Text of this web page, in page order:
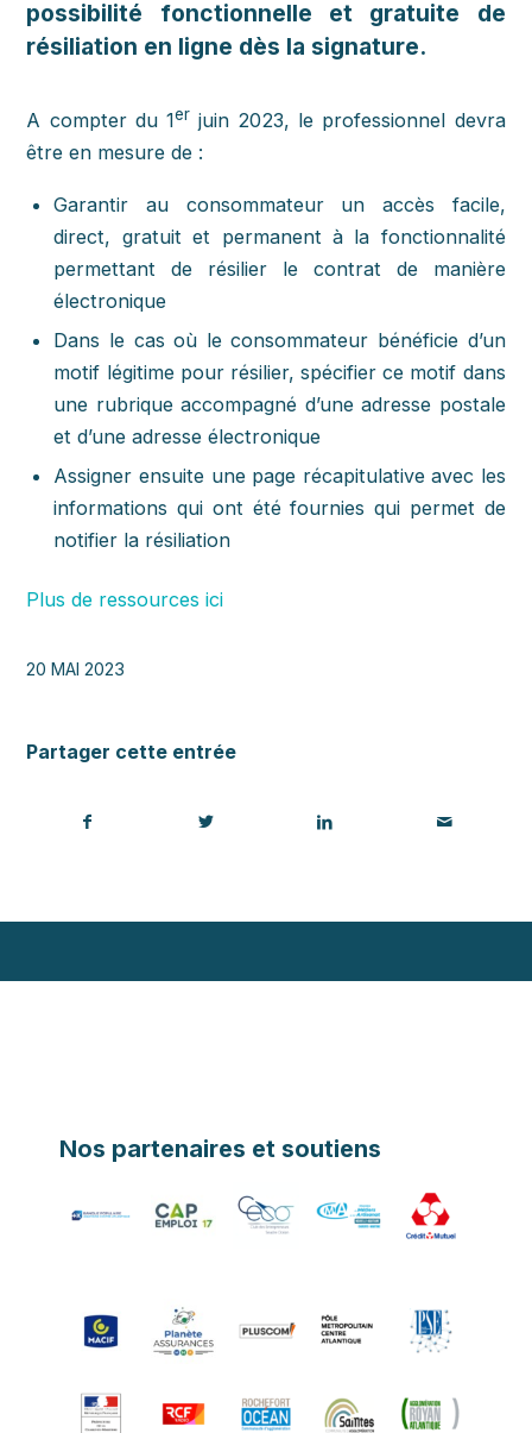
possibilité fonctionnelle et gratuite de
résiliation en ligne dès la signature.
A compter du 1er juin 2023, le professionnel devra
être en mesure de :
Garantir au consommateur un accès facile,
direct, gratuit et permanent à la fonctionnalité
permettant de résilier le contrat de manière
électronique
Dans le cas où le consommateur bénéficie d’un
motif légitime pour résilier, spécifier ce motif dans
une rubrique accompagné d’une adresse postale
et d’une adresse électronique
Assigner ensuite une page récapitulative avec les
informations qui ont été fournies qui permet de
notifier la résiliation
Plus de ressources ici
20 MAI 2023
Partager cette entrée
Nos partenaires et soutiens